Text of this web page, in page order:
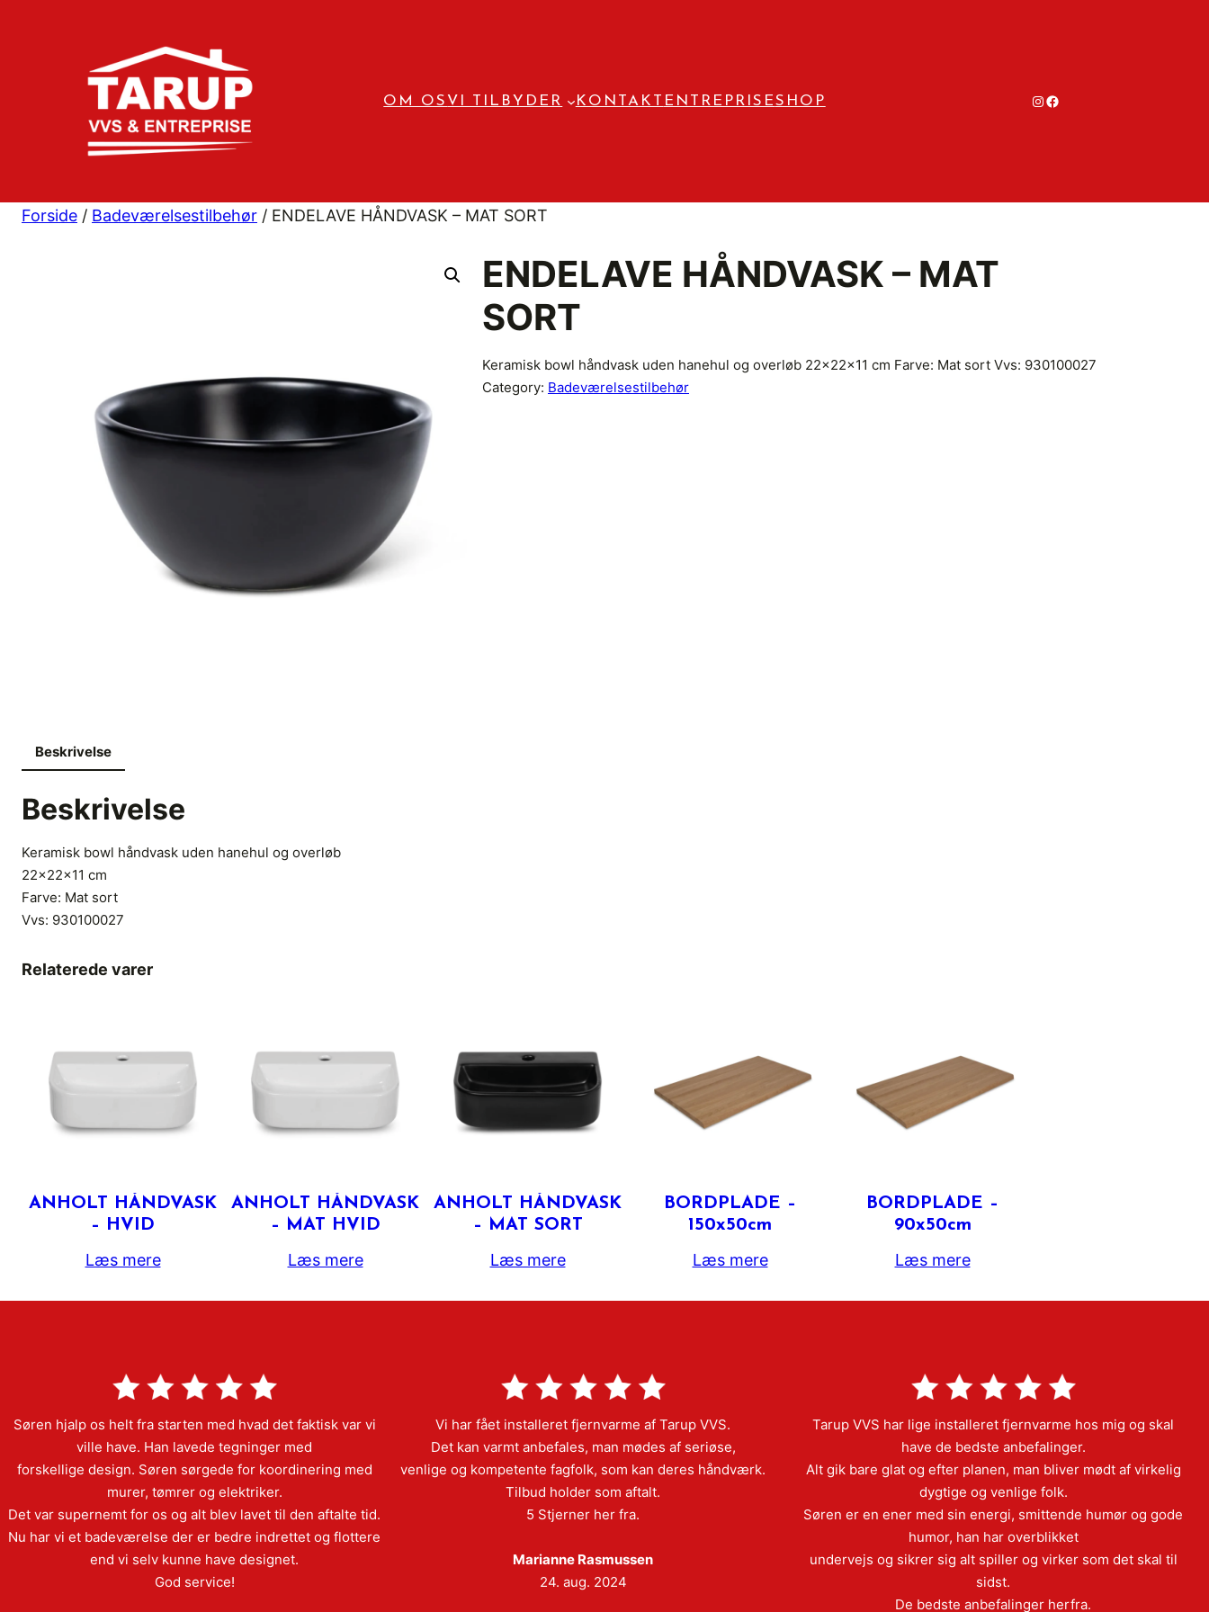
OM OS VI TILBYDER KONTAKT ENTREPRISESHOP # #
Forside / Badeværelsestilbehør / ENDELAVE HÅNDVASK – MAT SORT
ENDELAVE HÅNDVASK – MAT
SORT
Keramisk bowl håndvask uden hanehul og overløb 22x22x11 cm Farve: Mat sort Vvs: 930100027
Category: Badeværelsestilbehør
Beskrivelse
Beskrivelse
Keramisk bowl håndvask uden hanehul og overløb
22x22x11 cm
Farve: Mat sort
Vvs: 930100027
Relaterede varer
ANHOLT HÅNDVASK
– HVID
Læs mere
ANHOLT HÅNDVASK
– MAT HVID
Læs mere
ANHOLT HÅNDVASK
– MAT SORT
Læs mere
BORDPLADE –
150x50cm
Læs mere
BORDPLADE –
90x50cm
Læs mere
Søren hjalp os helt fra starten med hvad det faktisk var vi
ville have. Han lavede tegninger med
forskellige design. Søren sørgede for koordinering med
murer, tømrer og elektriker.
Det var supernemt for os og alt blev lavet til den aftalte tid.
Nu har vi et badeværelse der er bedre indrettet og flottere
end vi selv kunne have designet.
God service!
Vi har fået installeret fjernvarme af Tarup VVS.
Det kan varmt anbefales, man mødes af seriøse,
venlige og kompetente fagfolk, som kan deres håndværk.
Tilbud holder som aftalt.
5 Stjerner her fra.
Marianne Rasmussen
24. aug. 2024
Tarup VVS har lige installeret fjernvarme hos mig og skal
have de bedste anbefalinger.
Alt gik bare glat og efter planen, man bliver mødt af virkelig
dygtige og venlige folk.
Søren er en ener med sin energi, smittende humør og gode
humor, han har overblikket
undervejs og sikrer sig alt spiller og virker som det skal til
sidst.
De bedste anbefalinger herfra.